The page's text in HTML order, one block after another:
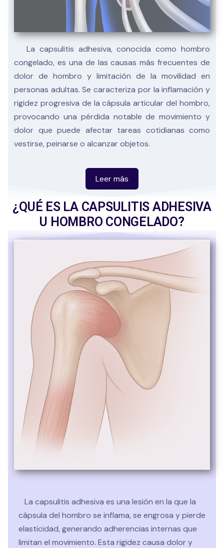
La capsulitis adhesiva, conocida como hombro
congelado, es una de las causas más frecuentes de
dolor de hombro y limitación de la movilidad en
personas adultas. Se caracteriza por la inflamación y
rigidez progresiva de la cápsula articular del hombro,
provocando una pérdida notable de movimiento y
dolor que puede afectar tareas cotidianas como
vestirse, peinarse o alcanzar objetos.
lesión, una cirugía, una inmovilización prolongada o
enfermedades metabólicas como la diabetes. En
otros casos, surge de manera espontánea. Sin
tratamiento adecuado, la evolución puede
prolongarse durante meses y generar una
discapacidad importante.
La fisioterapia para la capsulitis adhesiva (hombro
congelado) es un tratamiento especializado
orientado a reducir el dolor, recuperar la movilidad y
mejorar la función del hombro de forma progresiva y
segura. A través de técnicas de terapia manual,
ejercicios específicos de movilidad y fortalecimiento,
técnicas de analgesia y educación postural, se
trabaja para disminuir la rigidez articular, mejorar la
amplitud de movimiento y favorecer la recuperación
funcional. Un tratamiento de fisioterapia
personalizado en casos de capsulitis adhesiva
permite acelerar la evolución del hombro congelado,
recaídas, facilitando la vuelta a las actividades diarias
¿QUÉ ES LA CAPSULITIS ADHESIVA
U HOMBRO CONGELADO?
La capsulitis adhesiva es una lesión en la que la
cápsula del hombro se inflama, se engrosa y pierde
elasticidad, generando adherencias internas que
limitan el movimiento. Esta rigidez causa dolor y